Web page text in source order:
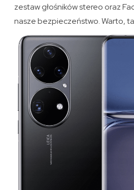
zestaw głośników stereo oraz
nasze bezpieczeństwo. Warto,